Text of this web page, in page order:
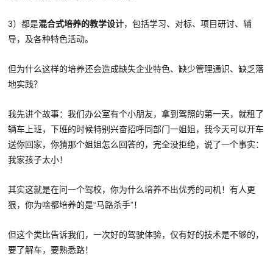
3）都是混合式培养的教学设计，包括学习、对标、项目研讨、辅
导，及各种特色活动。
但为什么这样的培养还会造成缺失企业特色、缺少管理通识、缺乏落
地实践？
我先讲个故事：我们办公室有个小朋友，拿到驾照的第一天，就租了
辆车上班，下班的时候特别兴奋招呼同部门一姐姐，我今天可以开车
送你回家，你猜那个姐姐怎么回答的，完全没拒绝，说了一个事实：
我家孩子太小！
其实这就是在问一个驾校，你为什么培养不出优秀的司机！有人更
狠，你为啥都培养的是“马路杀手”！
但这个类比告诉我们，一次好的驾驶体验，仅有好的技术是不够的，
要了解车，要熟悉路！